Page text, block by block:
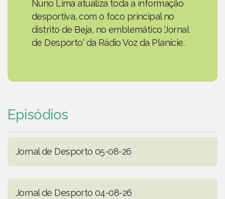
Nuno Lima atualiza toda a informação
desportiva, com o foco principal no
distrito de Beja, no emblemático 'Jornal
de Desporto' da Rádio Voz da Planície.
Episódios
Jornal de Desporto 05-08-26
Jornal de Desporto 04-08-26